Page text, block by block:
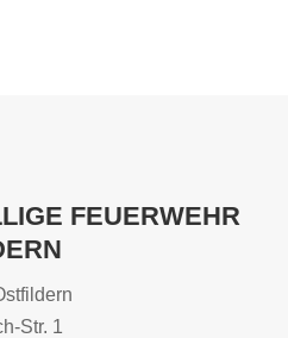
FEUERWEHR
Str. 1